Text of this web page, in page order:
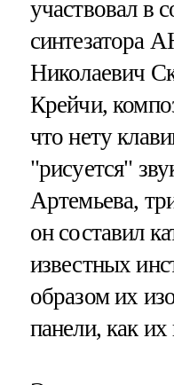
участвовал в
синтезатора
Николаевич
Крейчи,
что нету
"рисуется"
Артемьева,
он составил
известных
образом их
панели, как их